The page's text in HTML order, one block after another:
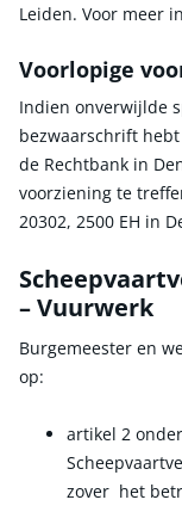
Leiden. Voor meer
Voorlopige
Indien onverwijlde
bezwaarschrift
de Rechtbank in
voorziening te
20302, 2500 EH in
– Vuurwerk
Burgemeester en
op:
artikel 2
zover het